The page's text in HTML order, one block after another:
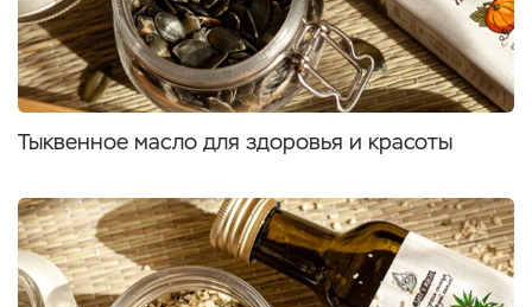
Тыквенное масло для здоровья и красоты